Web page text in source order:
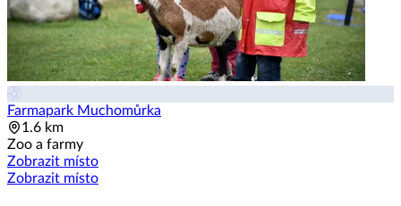
Farmapark Muchomůrka
1.6 km
Zoo a farmy
Zobrazit místo
Zobrazit místo